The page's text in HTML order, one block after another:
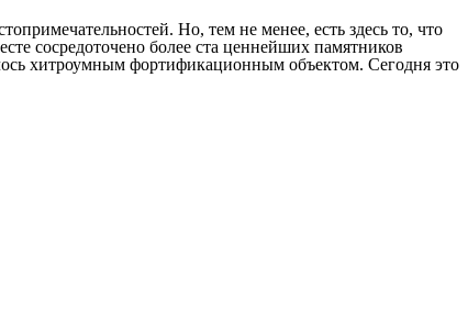
Но, тем не менее, есть здесь то, что
сосредоточено более ста ценнейших памятников
хитроумным фортификационным объектом. Сегодня это